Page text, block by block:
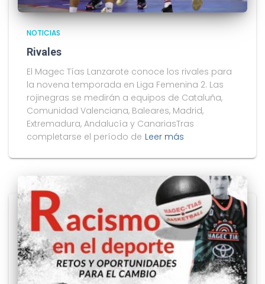
NOTICIAS
Rivales
El Magec Tías Lanzarote conoce los rivales para
la novena temporada en Liga Femenina 2. Las
rojinegras se medirán a equipos de Cataluña,
Comunidad Valenciana, Baleares, Madrid,
Extremadura, Andalucía y CanariasTras
completarse el período de Leer más